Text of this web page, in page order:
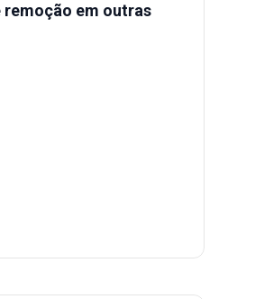
remoção em outras